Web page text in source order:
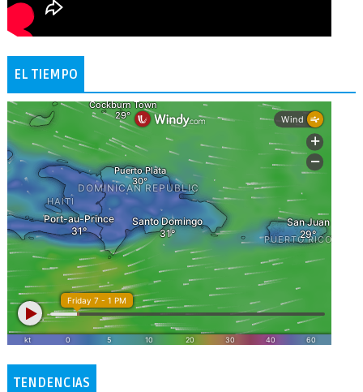
EL TIEMPO
TENDENCIAS